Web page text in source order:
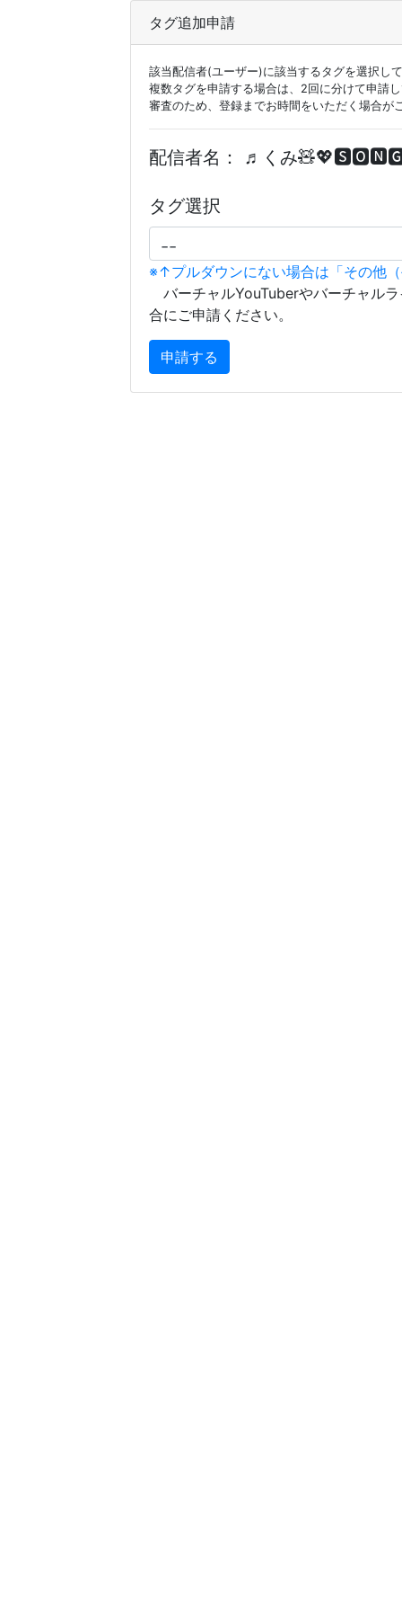
タグ追加申請
該当配信者(ユーザー)に該当するタグを選択し
複数タグを申請する場合は、2回に分けて申請
審査のため、登録までお時間をいただく場合が
配信者名： ♬くみ
タグ選択
※↑プルダウンにない場合は「その他
バーチャルYouTuberやバーチャル
合にご申請ください。
申請する